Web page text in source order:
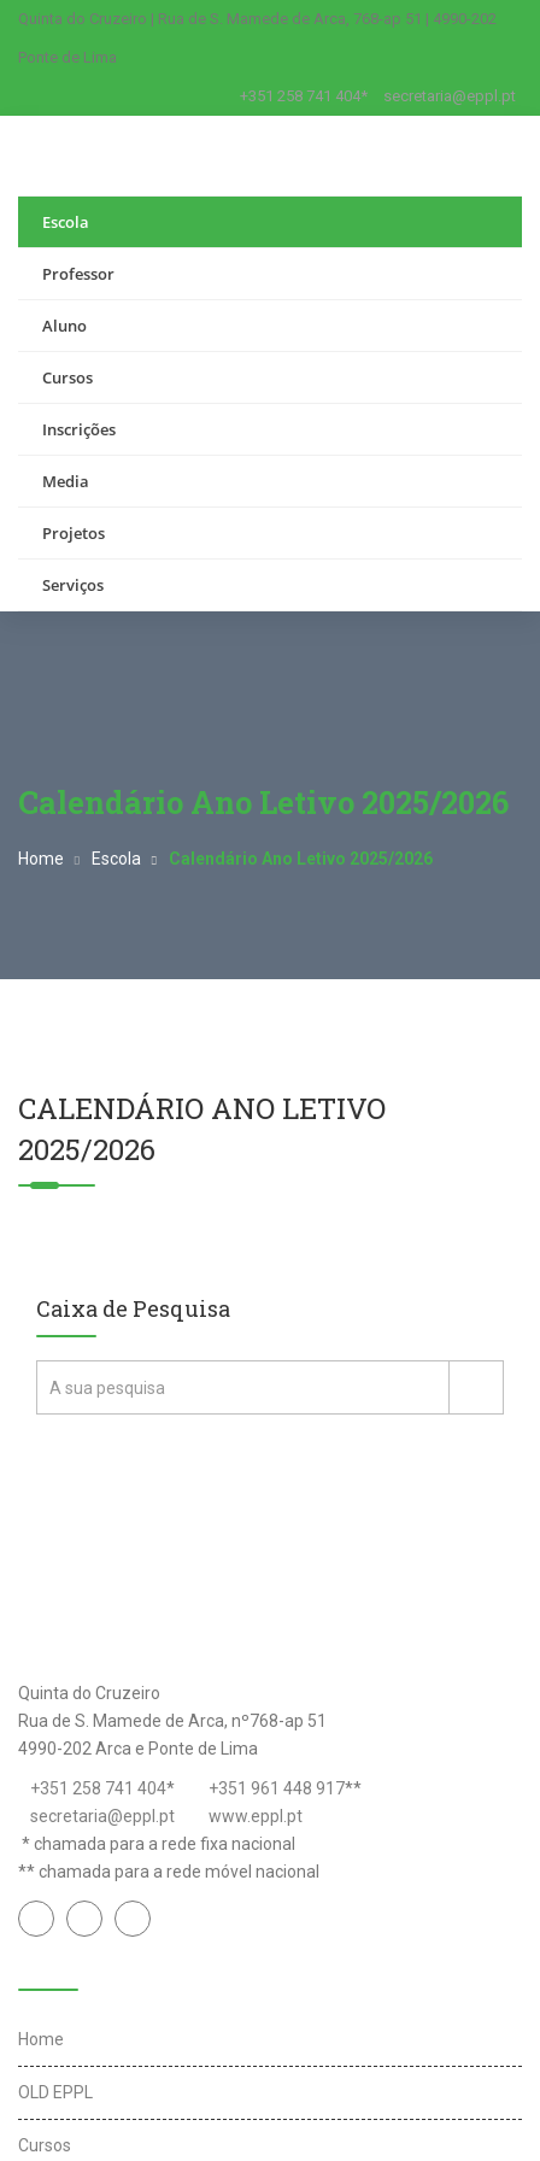
Quinta do Cruzeiro | Rua de S. Mamede de Arca, 768-ap 51 | 4990-202
Ponte de Lima
+351 258 741 404* secretaria@eppl.pt
Escola
Professor
Aluno
Cursos
Inscrições
Media
Projetos
Serviços
Calendário Ano Letivo 2025/2026
Home Escola Calendário Ano Letivo 2025/2026
CALENDÁRIO ANO LETIVO
2025/2026
Caixa de Pesquisa
Quinta do Cruzeiro
Rua de S. Mamede de Arca, nº768-ap 51
4990-202 Arca e Ponte de Lima
+351 258 741 404* +351 961 448 917**
secretaria@eppl.pt
www.eppl.pt
* chamada para a rede fixa nacional
** chamada para a rede móvel nacional
Home
OLD EPPL
Cursos